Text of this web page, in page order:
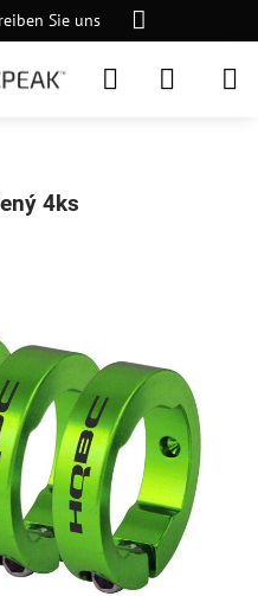
Sie uns
4ks